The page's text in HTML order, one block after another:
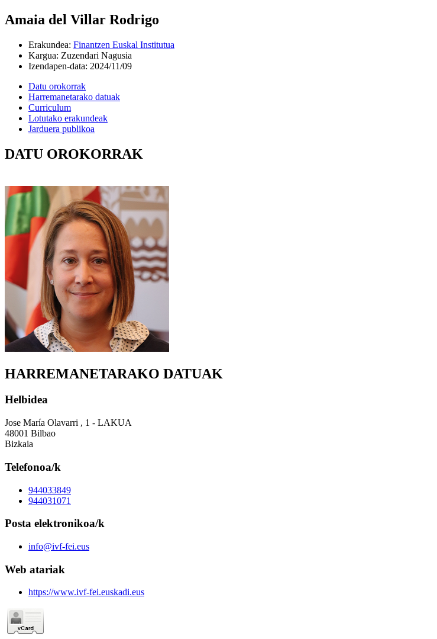
Amaia del Villar Rodrigo
Erakundea: Finantzen Euskal Institutua
Kargua: Zuzendari Nagusia
Izendapen-data: 2024/11/09
Datu orokorrak
Harremanetarako datuak
Curriculum
Lotutako erakundeak
Jarduera publikoa
DATU OROKORRAK
HARREMANETARAKO DATUAK
Helbidea
Jose María Olavarri , 1 - LAKUA
48001 Bilbao
Bizkaia
Telefonoa/k
944033849
944031071
Posta elektronikoa/k
info@ivf-fei.eus
Web atariak
https://www.ivf-fei.euskadi.eus